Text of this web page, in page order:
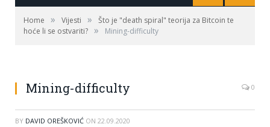
Home » Vijesti »
Što je "death spiral" teorija za Bitcoin te
hoće li se ostvariti? » Mining-difficulty
Mining-difficulty 0
BY DAVID OREŠKOVIĆ ON 22.09.2020